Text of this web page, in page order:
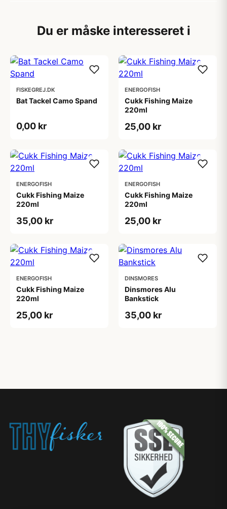
Du er måske interesseret i
FISKEGREJ.DK
Bat Tackel Camo Spand
0,00 kr
ENERGOFISH
Cukk Fishing Maize
220ml
25,00 kr
ENERGOFISH
Cukk Fishing Maize
220ml
35,00 kr
ENERGOFISH
Cukk Fishing Maize
220ml
25,00 kr
ENERGOFISH
Cukk Fishing Maize
220ml
25,00 kr
DINSMORES
Dinsmores Alu
Bankstick
35,00 kr